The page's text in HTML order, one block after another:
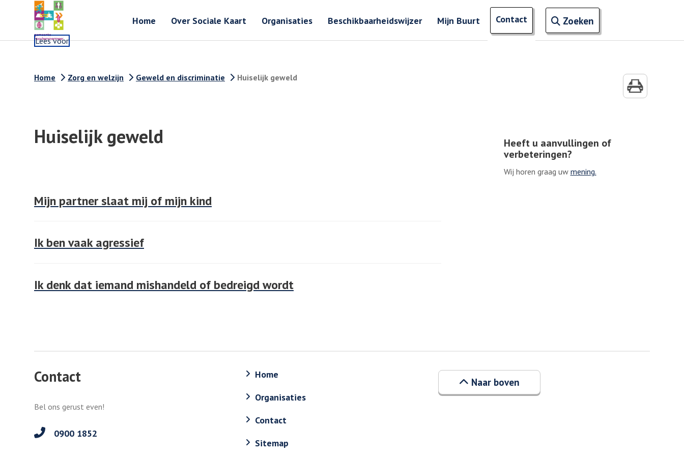
Home Over Sociale Kaart Organisaties Beschikbaarheidswijzer Mijn Buurt Contact ZoekenOpen zoekveld
Lees voor
Zoeken naar ingevoerde termen
Home Zorg en welzijn Geweld en discriminatie Huiselijk geweld
Huiselijk geweld
Mijn partner slaat mij of mijn kind
Ik ben vaak agressief
Ik denk dat iemand mishandeld of bedreigd wordt
Heeft u aanvullingen of
verbeteringen?
Wij horen graag uw mening.
Contact
Bel ons gerust even!
0900 1852
Home
Organisaties
Contact
Sitemap
Naar boven